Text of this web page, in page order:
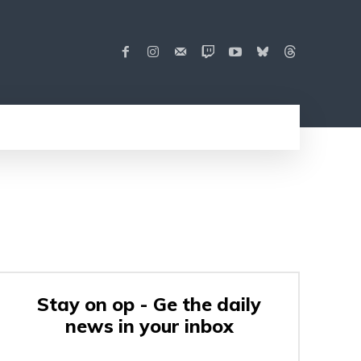
Stay on op - Ge the daily
news in your inbox